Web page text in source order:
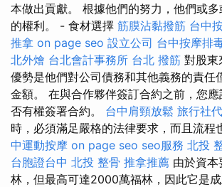
本做出貢獻。 根據他們的努力，他們或
的權利。 - 食材選擇 筋膜沾黏撥筋 台中
推拿 on page seo 設立公司 台中按摩排
北外燴 台北會計事務所 台北 撥筋 對股東
優勢是他們對公司債務和其他義務的責任
金額。 在與合作夥伴簽訂合約之前，您
否有權簽署合約。 台中肩頸放鬆 旅行社
時，必須滿足嚴格的法律要求，而且流程
中運動按摩 on page seo seo服務 北投
台胞證台中 北投 整骨 推拿推薦 由於資
林，但最高可達2000萬福林，因此它是